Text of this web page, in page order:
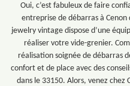
Oui, c’est fabuleux de faire
entreprise de débarras à
jewelry vintage dispose d’une
réaliser votre vide-grenier.
réalisation soignée de débarras
confort et de place avec des
dans le 33150. Alors, venez